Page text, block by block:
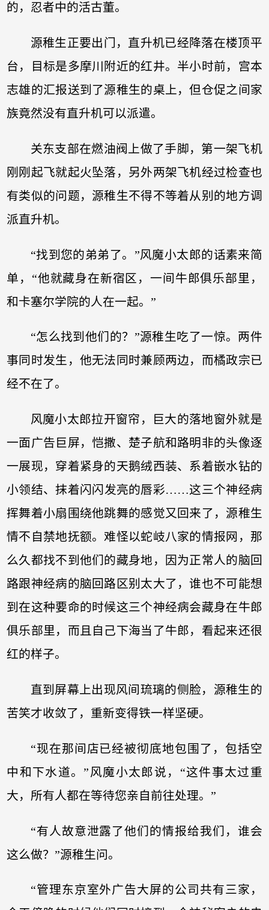
的，忍者中的活古董。
源稚生正要出门，直升机已经降落在楼顶平
台，目标是多摩川附近的红井。半小时前，宫本
志雄的汇报送到了源稚生的桌上，但仓促之间家
族竟然没有直升机可以派遣。
关东支部在燃油阀上做了手脚，第一架飞机
刚刚起飞就起火坠落，另外两架飞机经过检查也
有类似的问题，源稚生不得不等着从别的地方调
派直升机。
“找到您的弟弟了。”风魔小太郎的话素来简
单，“他就藏身在新宿区，一间牛郎俱乐部里，
和卡塞尔学院的人在一起。”
“怎么找到他们的？”源稚生吃了一惊。两件
事同时发生，他无法同时兼顾两边，而橘政宗已
经不在了。
风魔小太郎拉开窗帘，巨大的落地窗外就是
一面广告巨屏，恺撒、楚子航和路明非的头像逐
一展现，穿着紧身的天鹅绒西装、系着嵌水钻的
小领结、抹着闪闪发亮的唇彩……这三个神经病
挥舞着小扇围绕他跳舞的感觉又回来了，源稚生
情不自禁地抚额。难怪以蛇岐八家的情报网，那
么久都找不到他们的藏身地，因为正常人的脑回
路跟神经病的脑回路区别太大了，谁也不可能想
到在这种要命的时候这三个神经病会藏身在牛郎
俱乐部里，而且自己下海当了牛郎，看起来还很
红的样子。
直到屏幕上出现风间琉璃的侧脸，源稚生的
苦笑才收敛了，重新变得铁一样坚硬。
“现在那间店已经被彻底地包围了，包括空
中和下水道。”风魔小太郎说，“这件事太过重
大，所有人都在等待您亲自前往处理。”
“有人故意泄露了他们的情报给我们，谁会
这么做？”源稚生问。
“管理东京室外广告大屏的公司共有三家，